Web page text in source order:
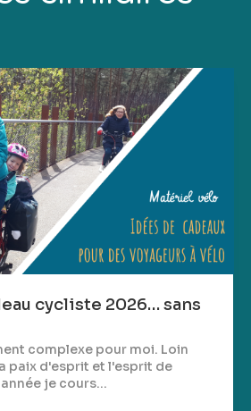
cycliste 2026… sans
complexe pour moi. Loin
paix d'esprit et l'esprit de
je cours...